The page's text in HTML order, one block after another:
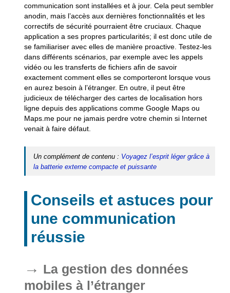
communication sont installées et à jour. Cela peut sembler
anodin, mais l’accès aux dernières fonctionnalités et les
correctifs de sécurité pourraient être cruciaux. Chaque
application a ses propres particularités; il est donc utile de
se familiariser avec elles de manière proactive. Testez-les
dans différents scénarios, par exemple avec les appels
vidéo ou les transferts de fichiers afin de savoir
exactement comment elles se comporteront lorsque vous
en aurez besoin à l’étranger. En outre, il peut être
judicieux de télécharger des cartes de localisation hors
ligne depuis des applications comme Google Maps ou
Maps.me pour ne jamais perdre votre chemin si Internet
venait à faire défaut.
Un complément de contenu : Voyagez l’esprit léger grâce à
la batterie externe compacte et puissante
Conseils et astuces pour
une communication
réussie
La gestion des données
mobiles à l’étranger